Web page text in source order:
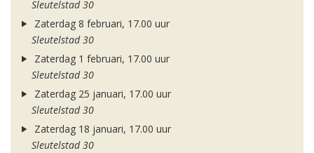
Sleutelstad 30
Zaterdag 8 februari, 17.00 uur
Sleutelstad 30
Zaterdag 1 februari, 17.00 uur
Sleutelstad 30
Zaterdag 25 januari, 17.00 uur
Sleutelstad 30
Zaterdag 18 januari, 17.00 uur
Sleutelstad 30